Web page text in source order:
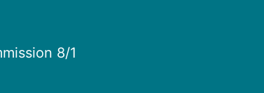
8/1